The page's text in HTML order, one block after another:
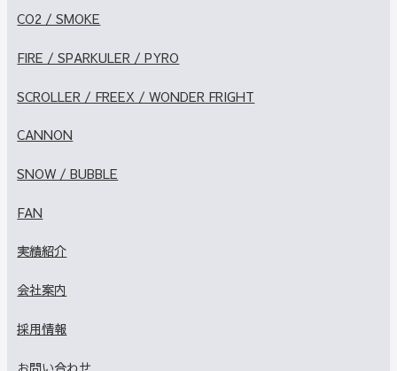
CO2 / SMOKE
FIRE / SPARKULER / PYRO
SCROLLER / FREEX / WONDER FRIGHT
CANNON
SNOW / BUBBLE
FAN
実績紹介
会社案内
採用情報
お問い合わせ